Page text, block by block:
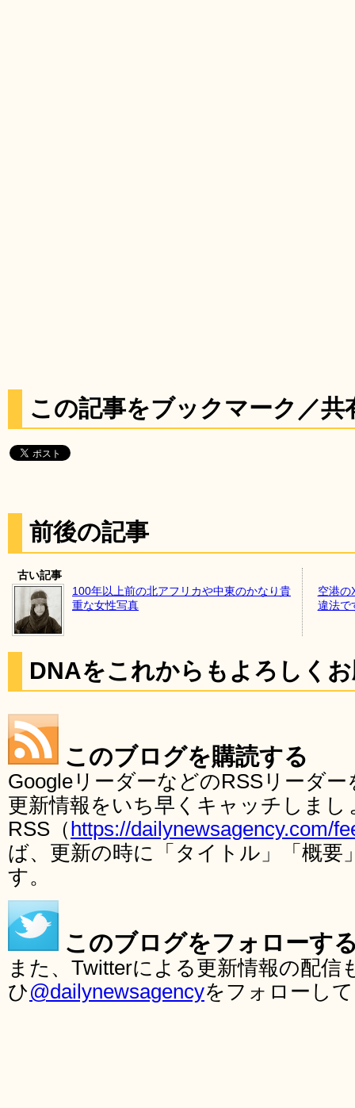
この記事をブックマーク／共
前後の記事
古い記事
100年以上前の北アフリカや中東のかなり貴
重な女性写真
空港の
違法で
DNAをこれからもよろしく
このブログを購読する
GoogleリーダーなどのRSSリーダ
更新情報をいち早くキャッチしま
RSS（ https://dailynewsagency.com/
ば、更新の時に「タイトル」「概要
す。
このブログをフォローす
また、Twitterによる更新情報の配
ひ@dailynewsagencyをフォローし